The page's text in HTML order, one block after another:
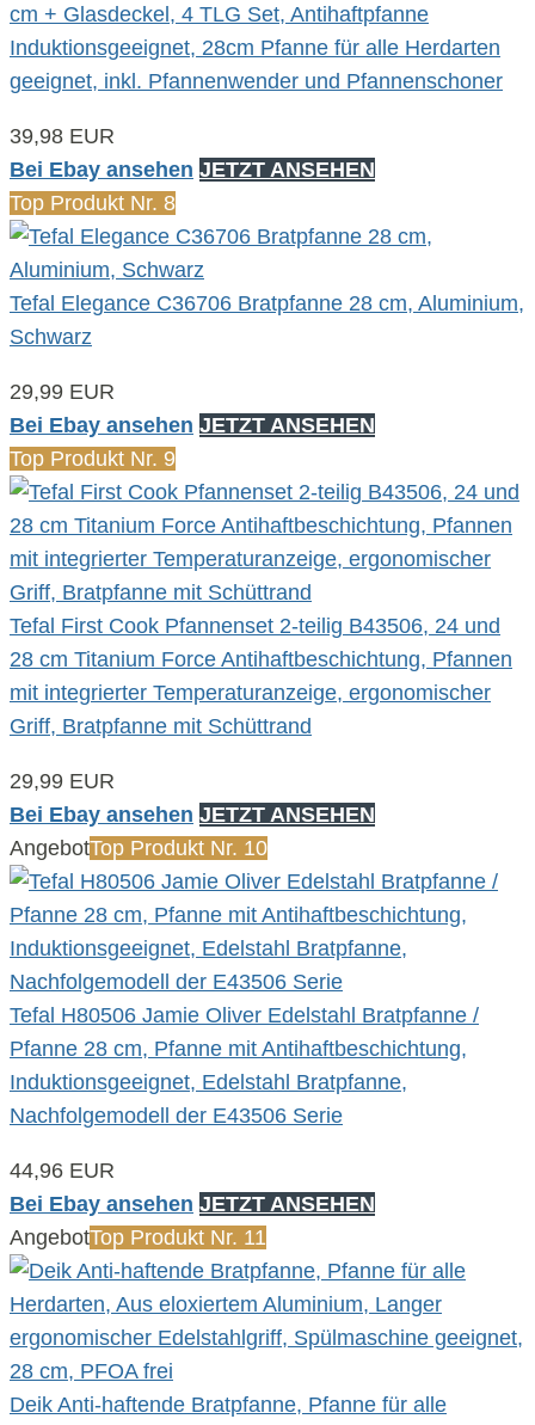
cm + Glasdeckel, 4 TLG Set, Antihaftpfanne
Induktionsgeeignet, 28cm Pfanne für alle Herdarten
geeignet, inkl. Pfannenwender und Pfannenschoner
39,98 EUR
Bei Ebay ansehen JETZT ANSEHEN
Top Produkt Nr. 8
Tefal Elegance C36706 Bratpfanne 28 cm, Aluminium,
Schwarz
29,99 EUR
Bei Ebay ansehen JETZT ANSEHEN
Top Produkt Nr. 9
Tefal First Cook Pfannenset 2-teilig B43506, 24 und
28 cm Titanium Force Antihaftbeschichtung, Pfannen
mit integrierter Temperaturanzeige, ergonomischer
Griff, Bratpfanne mit Schüttrand
29,99 EUR
Bei Ebay ansehen JETZT ANSEHEN
AngebotTop Produkt Nr. 10
Tefal H80506 Jamie Oliver Edelstahl Bratpfanne /
Pfanne 28 cm, Pfanne mit Antihaftbeschichtung,
Induktionsgeeignet, Edelstahl Bratpfanne,
Nachfolgemodell der E43506 Serie
44,96 EUR
Bei Ebay ansehen JETZT ANSEHEN
AngebotTop Produkt Nr. 11
Deik Anti-haftende Bratpfanne, Pfanne für alle